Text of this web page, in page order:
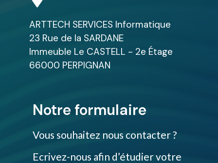
ARTTECH SERVICES Informatique
23 Rue de la SARDANE
Immeuble Le CASTELL - 2e Étage
66000 PERPIGNAN
Notre formulaire
Vous souhaitez nous contacter ?
Ecrivez-nous afin d’étudier votre